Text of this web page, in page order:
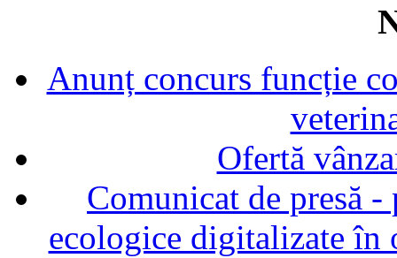
Anunț concurs funcție
Ofertă
Comunicat de presă
ecologice digitalizate în